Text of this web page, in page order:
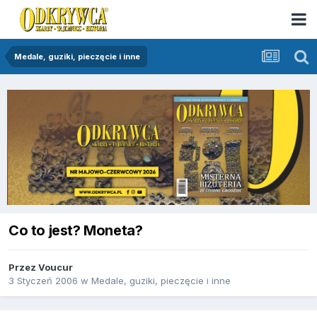
Medale, guziki, pieczęcie i inne
Co to jest? Moneta?
Przez Voucur
3 Styczeń 2006 w Medale, guziki, pieczęcie i inne